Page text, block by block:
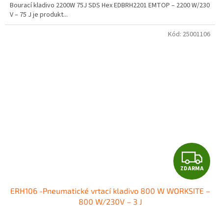
Bourací kladivo 2200W 75J SDS Hex EDBRH2201 EMTOP – 2200 W/230
V – 75 J je produkt...
Z
D
A
ZDARMA
ERH106 -Pneumatické vrtací kladivo 800 W WORKSITE –
800 W/230V – 3 J
Kód: 25001106